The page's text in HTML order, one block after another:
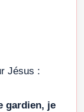
Jésus :
gardien, je